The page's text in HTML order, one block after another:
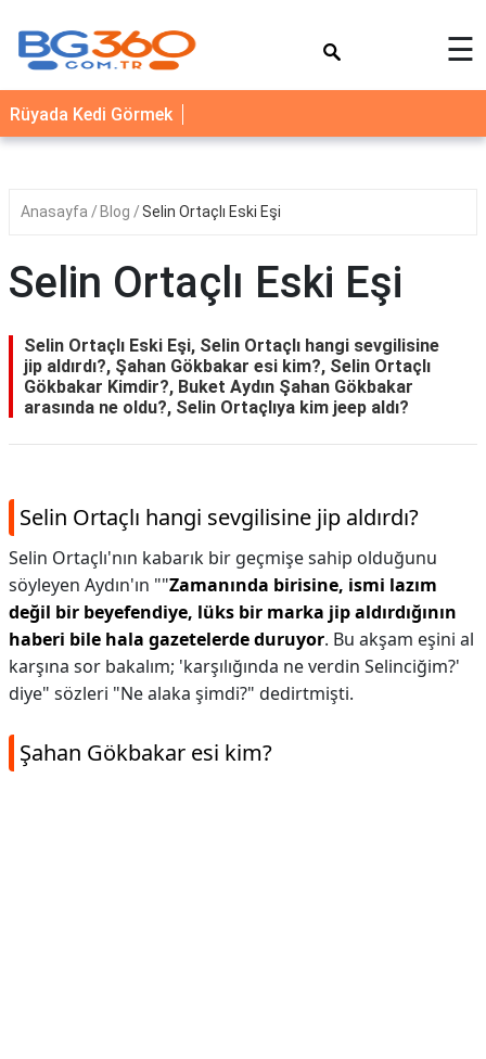
YEMEK
TARİFLERİ
SAĞLIK
☰
Rüyada Kedi Görmek
Anasayfa Blog Selin Ortaçlı Eski Eşi
Selin Ortaçlı Eski Eşi
Selin Ortaçlı Eski Eşi, Selin Ortaçlı hangi sevgilisine
jip aldırdı?, Şahan Gökbakar esi kim?, Selin Ortaçlı
Gökbakar Kimdir?, Buket Aydın Şahan Gökbakar
arasında ne oldu?, Selin Ortaçlıya kim jeep aldı?
Selin Ortaçlı hangi sevgilisine jip aldırdı?
Selin Ortaçlı'nın kabarık bir geçmişe sahip olduğunu
söyleyen Aydın'ın ""Zamanında birisine, ismi lazım
değil bir beyefendiye, lüks bir marka jip aldırdığının
haberi bile hala gazetelerde duruyor. Bu akşam eşini al
karşına sor bakalım; 'karşılığında ne verdin Selinciğim?'
diye" sözleri "Ne alaka şimdi?" dedirtmişti.
Şahan Gökbakar esi kim?